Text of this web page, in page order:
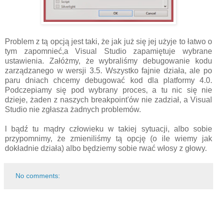
Problem z tą opcją jest taki, że jak już się jej użyje to łatwo o
tym zapomnieć,a Visual Studio zapamiętuje wybrane
ustawienia. Załóżmy, że wybraliśmy debugowanie kodu
zarządzanego w wersji 3.5. Wszystko fajnie działa, ale po
paru dniach chcemy debugować kod dla platformy 4.0.
Podczepiamy się pod wybrany proces, a tu nic się nie
dzieje, żaden z naszych breakpoint'ów nie zadział, a Visual
Studio nie zgłasza żadnych problemów.
I bądź tu mądry człowieku w takiej sytuacji, albo sobie
przypomnimy, że zmieniliśmy tą opcję (o ile wiemy jak
dokładnie działa) albo będziemy sobie rwać włosy z głowy.
No comments: